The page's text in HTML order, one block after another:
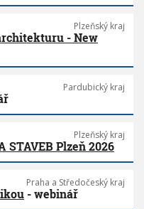
Plzeňský kraj
- New
Pardubický kraj
Plzeňský kraj
STAVEB Plzeň 2026
Praha a Středočeský kraj
- webinář